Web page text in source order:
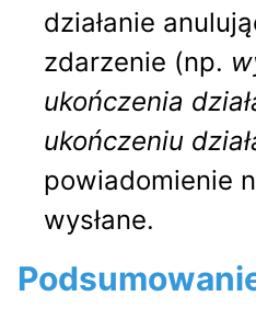
działanie
zdarzenie (np.
ukończenia
ukończeniu
powiadomienie
wysłane.